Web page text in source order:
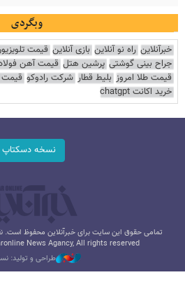
وبگردی
خبرآنلاین راه نو آنلاین بازی آنلاین قیمت
جراح بینی گوشتی پرشین هتل قیمت آهن فولاد
قیمت طلا امروز بلیط قطار شرکت رادوکو قیمت
خرید اکانت chatgpt
نسخه دسکتاپ
تمامی حقوق این سایت برای خبرآنلاین محفوظ است.
News Agancy, All rights reserved
طراحی و تولید: